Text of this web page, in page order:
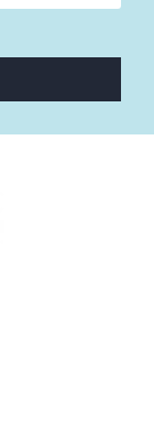
em 2005, para
que fosse o
às 18h.